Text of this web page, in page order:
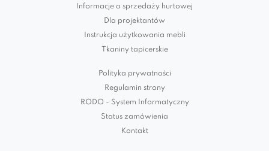
Informacje o sprzedaży hurtowej
Dla projektantów
Instrukcja użytkowania mebli
Tkaniny tapicerskie
Polityka prywatności
Regulamin strony
RODO - System Informatyczny
Status zamówienia
Kontakt